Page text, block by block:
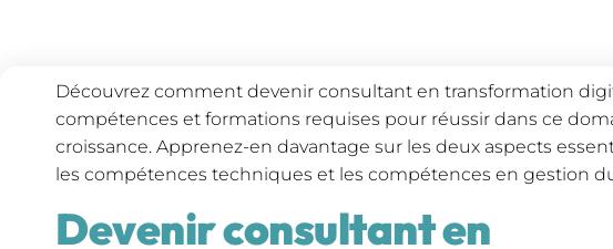
Découvrez comment devenir consultant en transformation
compétences et formations requises pour réussir dans ce
croissance. Apprenez-en davantage sur les deux aspects
les compétences techniques et les compétences en gestion
Devenir consultant en